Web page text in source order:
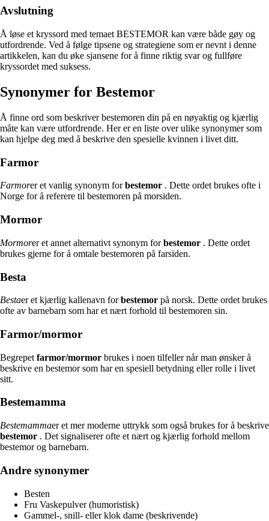
Avslutning
Å løse et kryssord med temaet BESTEMOR kan være både gøy og
utfordrende. Ved å følge tipsene og strategiene som er nevnt i denne
artikkelen, kan du øke sjansene for å finne riktig svar og fullføre
kryssordet med suksess.
Synonymer for Bestemor
Å finne ord som beskriver bestemoren din på en nøyaktig og kjærlig
måte kan være utfordrende. Her er en liste over ulike synonymer som
kan hjelpe deg med å beskrive den spesielle kvinnen i livet ditt.
Farmor
Farmorer et vanlig synonym forbestemor . Dette ordet brukes ofte i
Norge for å referere til bestemoren på morsiden.
Mormor
Mormorer et annet alternativt synonym forbestemor . Dette ordet
brukes gjerne for å omtale bestemoren på farsiden.
Besta
Bestaer et kjærlig kallenavn forbestemor på norsk. Dette ordet brukes
ofte av barnebarn som har et nært forhold til bestemoren sin.
Farmor/mormor
Begrepet farmor/mormor brukes i noen tilfeller når man ønsker å
beskrive en bestemor som har en spesiell betydning eller rolle i livet
sitt.
Bestemamma
Bestemammaer et mer moderne uttrykk som også brukes for å beskrive
bestemor . Det signaliserer ofte et nært og kjærlig forhold mellom
bestemor og barnebarn.
Andre synonymer
Besten
Fru Vaskepulver (humoristisk)
Gammel-, snill- eller klok dame (beskrivende)